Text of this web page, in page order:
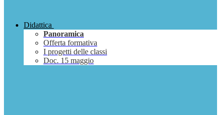
Didattica
Panoramica
Offerta formativa
I progetti delle classi
Doc. 15 maggio